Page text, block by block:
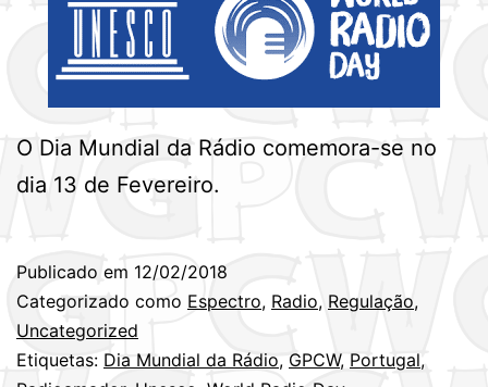
O Dia Mundial da Rádio comemora-se no
dia 13 de Fevereiro.
Publicado em 12/02/2018
Categorizado como Espectro, Radio, Regulação,
Uncategorized
Etiquetas: Dia Mundial da Rádio, GPCW, Portugal,